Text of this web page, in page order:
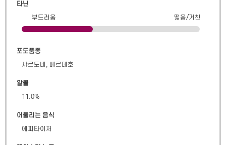
타닌
부드러움
떫음/거친
포도품종
샤르도네, 베르데호
알콜
11.0%
어울리는 음식
에피타이저